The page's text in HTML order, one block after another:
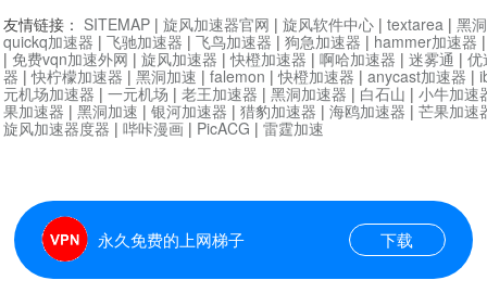
永久免费的上网梯子 下载
友情链接： SITEMAP | 旋风加速器官网 | 旋风软件中心 | textarea | 黑
quickq加速器 | 飞驰加速器 | 飞鸟加速器 | 狗急加速器 | hammer加速器
| 免费vqn加速外网 | 旋风加速器 |快橙加速器 | 啊哈加速器 | 迷雾通 | 优
器 |快柠檬加速器 | 黑洞加速 | falemon |快橙加速器 | anycast加速器 |
元机场加速器 | 一元机场 | 老王加速器 | 黑洞加速器 | 白石山 | 小牛加速
果加速器 | 黑洞加速 | 银河加速器 | 猎豹加速器 | 海鸥加速器 | 芒果加速
旋风加速器度器 | 哔咔漫画 | PicACG | 雷霆加速